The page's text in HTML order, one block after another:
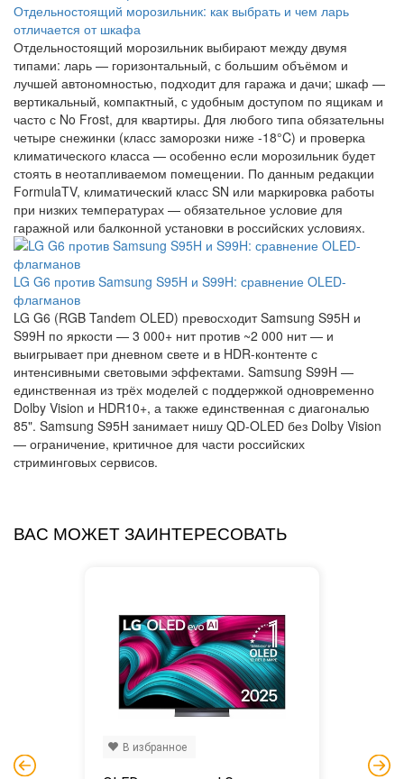
Отдельностоящий морозильник: как выбрать и чем ларь
отличается от шкафа
Отдельностоящий морозильник выбирают между двумя
типами: ларь — горизонтальный, с большим объёмом и
лучшей автономностью, подходит для гаража и дачи; шкаф —
вертикальный, компактный, с удобным доступом по ящикам и
часто с No Frost, для квартиры. Для любого типа обязательны
четыре снежинки (класс заморозки ниже -18°C) и проверка
климатического класса — особенно если морозильник будет
стоять в неотапливаемом помещении. По данным редакции
FormulaTV, климатический класс SN или маркировка работы
при низких температурах — обязательное условие для
гаражной или балконной установки в российских условиях.
LG G6 против Samsung S95H и S99H: сравнение OLED-
флагманов
LG G6 (RGB Tandem OLED) превосходит Samsung S95H и
S99H по яркости — 3 000+ нит против ~2 000 нит — и
выигрывает при дневном свете и в HDR-контенте с
интенсивными световыми эффектами. Samsung S99H —
единственная из трёх моделей с поддержкой одновременно
Dolby Vision и HDR10+, а также единственная с диагональю
85". Samsung S95H занимает нишу QD-OLED без Dolby Vision
— ограничение, критичное для части российских
стриминговых сервисов.
ВАС МОЖЕТ ЗАИНТЕРЕСОВАТЬ
В избранное